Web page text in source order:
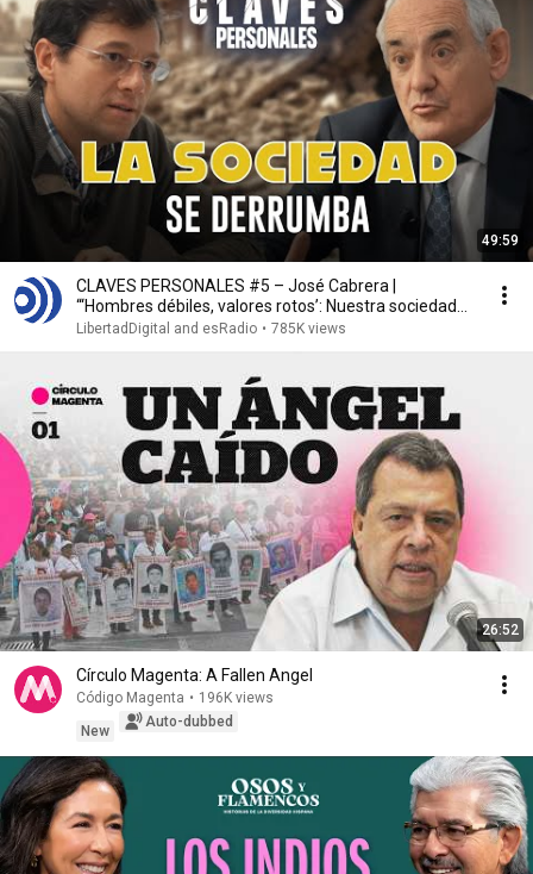
49:59
CLAVES PERSONALES #5 – José Cabrera |
“‘Hombres débiles, valores rotos’: Nuestra sociedad
colapsa”
LibertadDigital and esRadio • 785K views
26:52
Círculo Magenta: A Fallen Angel
Código Magenta • 196K views
New
Auto-dubbed